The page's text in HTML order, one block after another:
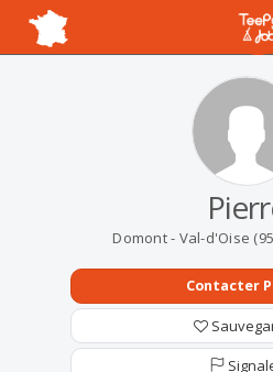
Domont - Val-d'Oise
Contacter